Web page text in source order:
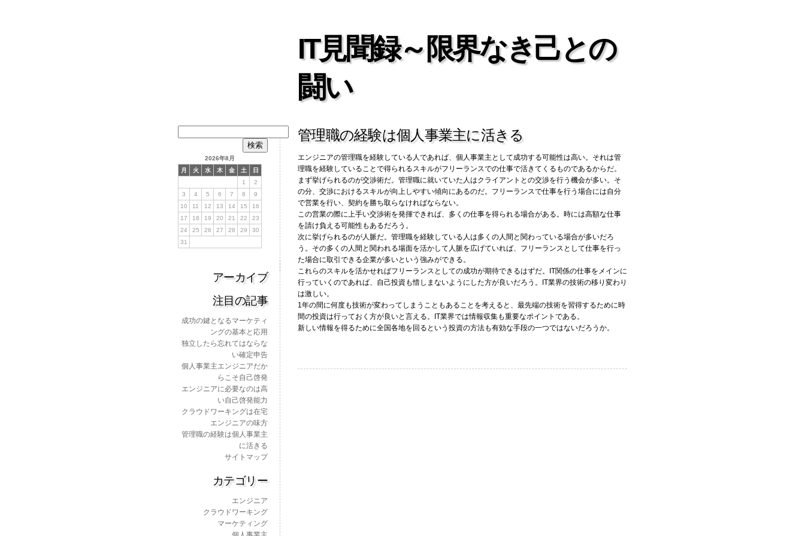
IT見聞録～限界なき己との
闘い
管理職の経験は個人事業主に活きる
エンジニアの管理職を経験している人であれば、個人事業主として成功する可能性は高い。それは管
理職を経験していることで得られるスキルがフリーランスでの仕事で活きてくるものであるからだ。
まず挙げられるのが交渉術だ。管理職に就いていた人はクライアントとの交渉を行う機会が多い。そ
の分、交渉におけるスキルが向上しやすい傾向にあるのだ。フリーランスで仕事を行う場合には自分
で営業を行い、契約を勝ち取らなければならない。
この営業の際に上手い交渉術を発揮できれば、多くの仕事を得られる場合がある。時には高額な仕事
を請け負える可能性もあるだろう。
次に挙げられるのが人脈だ。管理職を経験している人は多くの人間と関わっている場合が多いだろ
う。その多くの人間と関われる場面を活かして人脈を広げていれば、フリーランスとして仕事を行っ
た場合に取引できる企業が多いという強みができる。
これらのスキルを活かせればフリーランスとしての成功が期待できるはずだ。IT関係の仕事をメインに
行っていくのであれば、自己投資も惜しまないようにした方が良いだろう。IT業界の技術の移り変わり
は激しい。
1年の間に何度も技術が変わってしまうこともあることを考えると、最先端の技術を習得するために時
間の投資は行っておく方が良いと言える。IT業界では情報収集も重要なポイントである。
新しい情報を得るために全国各地を回るという投資の方法も有効な手段の一つではないだろうか。
2026年8月
月
火 水 木 金 土
日
1
2
3
4 5 6 7 8
9
10
11 12 13 14 15
16
17
18 19 20 21 22
23
24
25 26 27 28 29
30
31
アーカイブ
注目の記事
成功の鍵となるマーケティ
ングの基本と応用
独立したら忘れてはならな
い確定申告
個人事業主エンジニアだか
らこそ自己啓発
エンジニアに必要なのは高
い自己啓発能力
クラウドワーキングは在宅
エンジニアの味方
管理職の経験は個人事業主
に活きる
サイトマップ
カテゴリー
エンジニア
クラウドワーキング
マーケティング